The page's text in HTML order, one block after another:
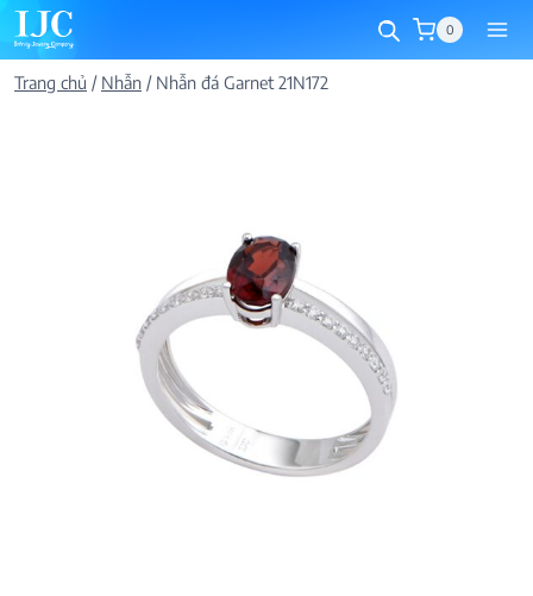
Skip
to
content
0
Trang chủ / Nhẫn / Nhẫn đá Garnet 21N172